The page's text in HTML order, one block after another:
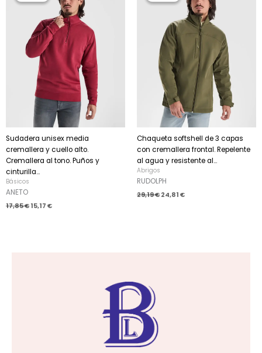
Sudadera unisex media
cremallera y cuello alto.
Cremallera al tono. Puños y
cinturilla...
Básicos
ANETO
17,85€
era:
15,17 €
es:
15,17 €.
Chaqueta softshell de 3 capas
con cremallera frontal. Repelente
al agua y resistente al...
Abrigos
RUDOLPH
29,19€
era:
24,81 €
es:
24,81 €.